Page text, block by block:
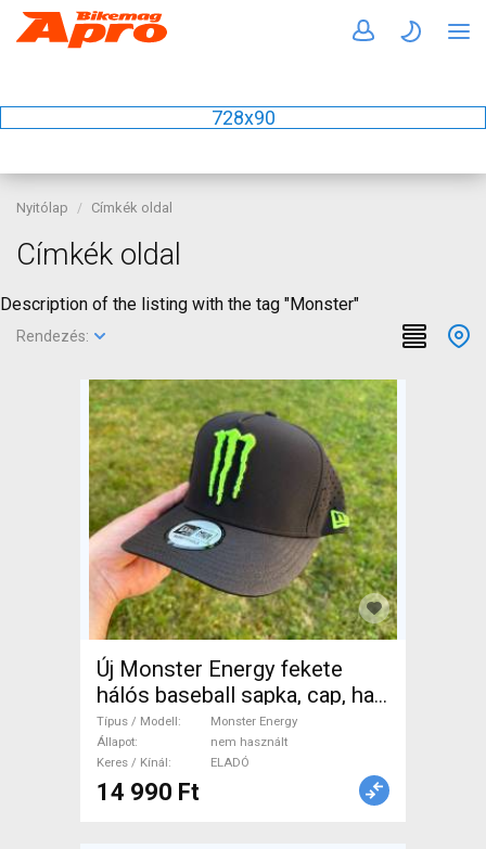
728x90
Nyitólap Címkék oldal
Címkék oldal
Description of the listing with the tag "Monster"
Rendezés:
Új Monster Energy fekete
hálós baseball sapka, cap, hat
Monster Energy Sisak / Sapka
nem használt ELADÓ
Típus / Modell
Monster Energy
Állapot
nem használt
Keres / Kínál
ELADÓ
14 990 Ft